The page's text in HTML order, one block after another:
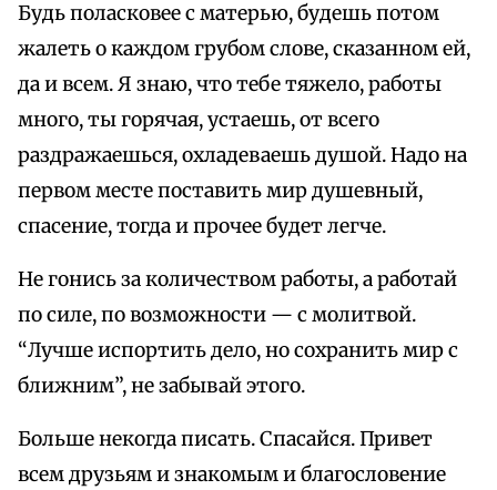
Будь поласковее с матерью, будешь потом
жалеть о каждом грубом слове, сказанном ей,
да и всем. Я знаю, что тебе тяжело, работы
много, ты горячая, устаешь, от всего
раздражаешься, охладеваешь душой. Надо на
первом месте поставить мир душевный,
спасение, тогда и прочее будет легче.
Не гонись за количеством работы, а работай
по силе, по возможности — с молитвой.
“Лучше испортить дело, но сохранить мир с
ближним”, не забывай этого.
Больше некогда писать. Спасайся. Привет
всем друзьям и знакомым и благословение